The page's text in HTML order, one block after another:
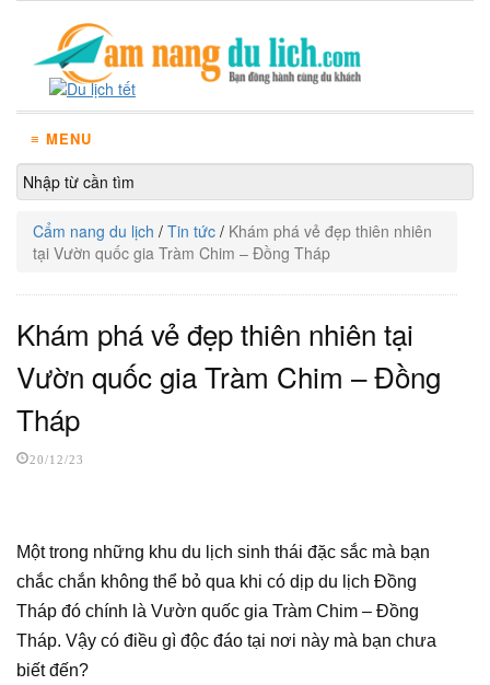
≡ MENU
Cẩm nang du lịch / Tin tức / Khám phá vẻ đẹp thiên nhiên
tại Vườn quốc gia Tràm Chim – Đồng Tháp
Khám phá vẻ đẹp thiên nhiên tại
Vườn quốc gia Tràm Chim – Đồng
Tháp
20/12/23
Một trong những khu du lịch sinh thái đặc sắc mà bạn
chắc chắn không thể bỏ qua khi có dịp du lịch Đồng
Tháp đó chính là Vườn quốc gia Tràm Chim – Đồng
Tháp. Vậy có điều gì độc đáo tại nơi này mà bạn chưa
biết đến?